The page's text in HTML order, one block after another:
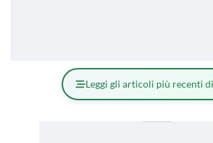
Leggi gli articoli più recenti di